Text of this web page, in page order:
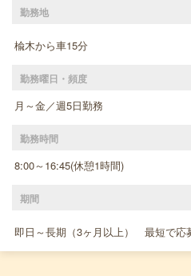
勤務地
楡木から車15分
勤務曜日・頻度
月～金／週5日勤務
勤務時間
8:00～16:45(休憩1時間)
期間
即日～長期（3ヶ月以上） 最短で応